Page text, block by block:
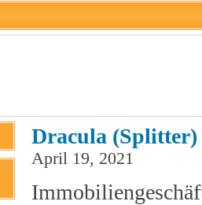
Dracula (Splitter)
April 19, 2021